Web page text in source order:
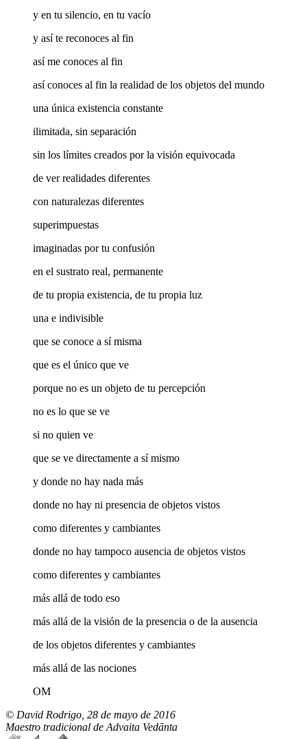
y en tu silencio, en tu vacío
y así te reconoces al fin
así me conoces al fin
así conoces al fin la realidad de los objetos del mundo
una única existencia constante
ilimitada, sin separación
sin los límites creados por la visión equivocada
de ver realidades diferentes
con naturalezas diferentes
superimpuestas
imaginadas por tu confusión
en el sustrato real, permanente
de tu propia existencia, de tu propia luz
una e indivisible
que se conoce a sí misma
que es el único que ve
porque no es un objeto de tu percepción
no es lo que se ve
si no quien ve
que se ve directamente a sí mismo
y donde no hay nada más
donde no hay ni presencia de objetos vistos
como diferentes y cambiantes
donde no hay tampoco ausencia de objetos vistos
como diferentes y cambiantes
más allá de todo eso
más allá de la visión de la presencia o de la ausencia
de los objetos diferentes y cambiantes
más allá de las nociones
OM
© David Rodrigo, 28 de mayo de 2016
Maestro tradicional de Advaita Vedānta